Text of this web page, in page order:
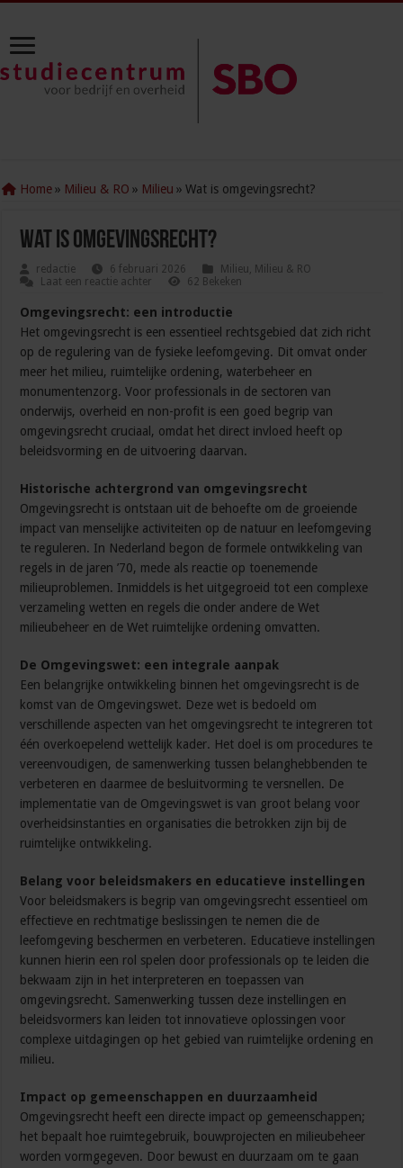
Home » Milieu & RO » Milieu » Wat is omgevingsrecht?
Wat is omgevingsrecht?
redactie 6 februari 2026 Milieu, Milieu & RO
Laat een reactie achter
62 Bekeken
Omgevingsrecht: een introductie
Het omgevingsrecht is een essentieel rechtsgebied dat zich richt
op de regulering van de fysieke leefomgeving. Dit omvat onder
meer het milieu, ruimtelijke ordening, waterbeheer en
monumentenzorg. Voor professionals in de sectoren van
onderwijs, overheid en non-profit is een goed begrip van
omgevingsrecht cruciaal, omdat het direct invloed heeft op
beleidsvorming en de uitvoering daarvan.
Historische achtergrond van omgevingsrecht
Omgevingsrecht is ontstaan uit de behoefte om de groeiende
impact van menselijke activiteiten op de natuur en leefomgeving
te reguleren. In Nederland begon de formele ontwikkeling van
regels in de jaren ’70, mede als reactie op toenemende
milieuproblemen. Inmiddels is het uitgegroeid tot een complexe
verzameling wetten en regels die onder andere de Wet
milieubeheer en de Wet ruimtelijke ordening omvatten.
De Omgevingswet: een integrale aanpak
Een belangrijke ontwikkeling binnen het omgevingsrecht is de
komst van de Omgevingswet. Deze wet is bedoeld om
verschillende aspecten van het omgevingsrecht te integreren tot
één overkoepelend wettelijk kader. Het doel is om procedures te
vereenvoudigen, de samenwerking tussen belanghebbenden te
verbeteren en daarmee de besluitvorming te versnellen. De
implementatie van de Omgevingswet is van groot belang voor
overheidsinstanties en organisaties die betrokken zijn bij de
ruimtelijke ontwikkeling.
Belang voor beleidsmakers en educatieve instellingen
Voor beleidsmakers is begrip van omgevingsrecht essentieel om
effectieve en rechtmatige beslissingen te nemen die de
leefomgeving beschermen en verbeteren. Educatieve instellingen
kunnen hierin een rol spelen door professionals op te leiden die
bekwaam zijn in het interpreteren en toepassen van
omgevingsrecht. Samenwerking tussen deze instellingen en
beleidsvormers kan leiden tot innovatieve oplossingen voor
complexe uitdagingen op het gebied van ruimtelijke ordening en
milieu.
Impact op gemeenschappen en duurzaamheid
Omgevingsrecht heeft een directe impact op gemeenschappen;
het bepaalt hoe ruimtegebruik, bouwprojecten en milieubeheer
worden vormgegeven. Door bewust en duurzaam om te gaan